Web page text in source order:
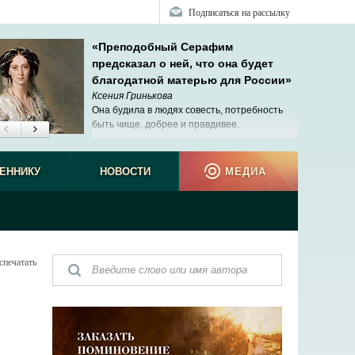
Подписаться на рассылку
«Преподобный Серафим
предсказал о ней, что она будет
благодатной матерью для России»
Ксения Гринькова
Она будила в людях совесть, потребность
быть чище, добрее и правдивее.
НОВОСТИ МЕДИА